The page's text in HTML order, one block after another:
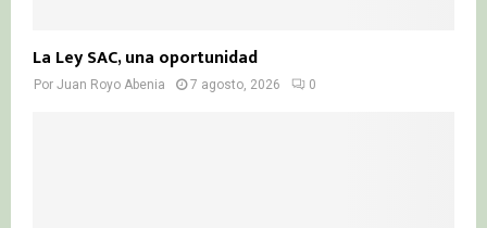
La Ley SAC, una oportunidad
Por Juan Royo Abenia 7 agosto, 2026 0